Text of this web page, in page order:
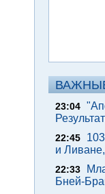
23:04
22:45
и
22:33
Бней-